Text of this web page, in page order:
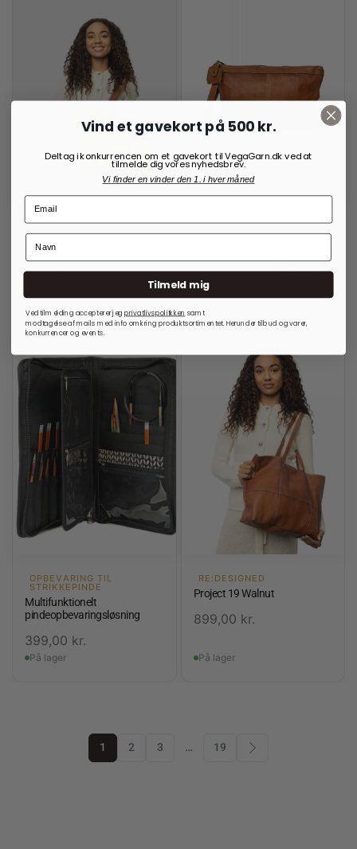
Project 21 Walnut/Canvas
699,00kr.
På lager
700,00kr. 525,00kr.
OPBEVARING TIL
STRIKKEPINDE
Multifunktionelt
pindeopbevaringsløsning
399,00 kr.
På lager
RE:DESIGNED
Project 19 Walnut
899,00 kr.
På lager
1 2 3 … 19
Vind et gavekort på 500 kr.
Deltag i konkurrencen om et gavekort til VegaGarn.dk ved at
tilmelde dig vores nyhedsbrev.
Vi finder en vinder den 1. i hver måned
Tilmeld mig
Ved tilmelding accepterer jegprivatlivspolitkken samt
modtagelse af mails med info omkring produktsortimentet. Herunder tilbud og varer,
konkurrencer og events.